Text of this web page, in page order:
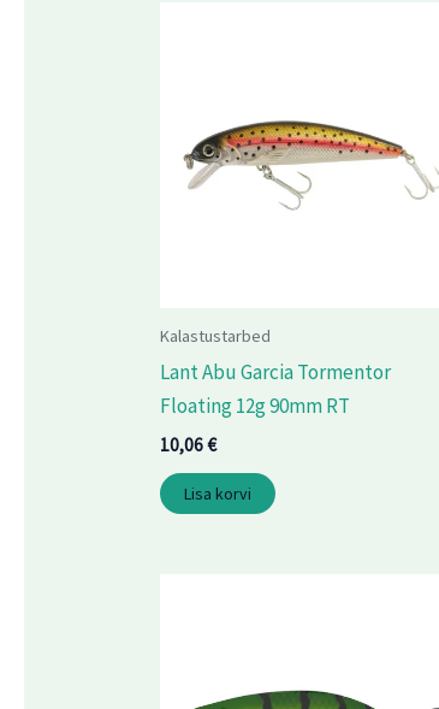
Kalastustarbed
Lant Abu Garcia Tormentor
Floating 12g 90mm RT
10,06€
Lisa korvi